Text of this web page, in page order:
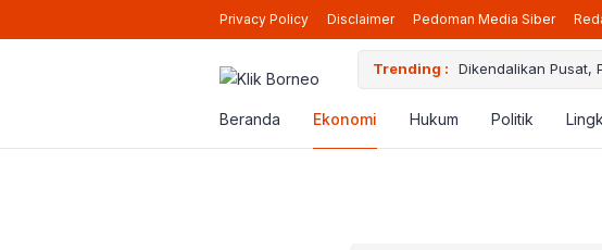
Privacy Policy Disclaimer Pedoman Media Siber
Trending :
Dikendalikan Pusat,
Pendaftaran
Ikut Program PPG,
Beranda Ekonomi Hukum Politik